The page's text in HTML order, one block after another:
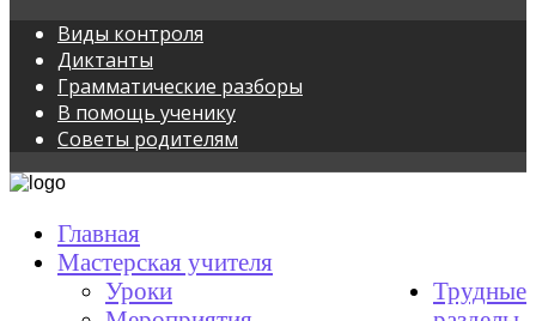
Виды контроля
Диктанты
Грамматические разборы
В помощь ученику
Советы родителям
Главная
Мастерская учителя
Уроки
Трудные